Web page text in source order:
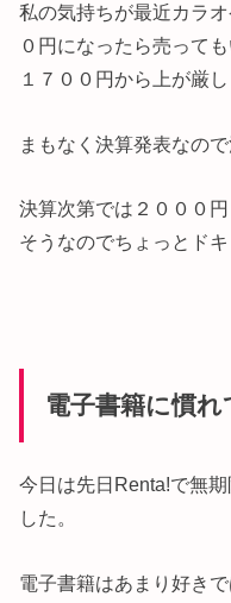
私の気持ちが最近カラ
０円になったら売って
１７００円から上が厳
まもなく決算発表なの
決算次第では２０００
そうなのでちょっとドキ
電子書籍に慣れ
今日は先日Renta!で無
した。
電子書籍はあまり好き